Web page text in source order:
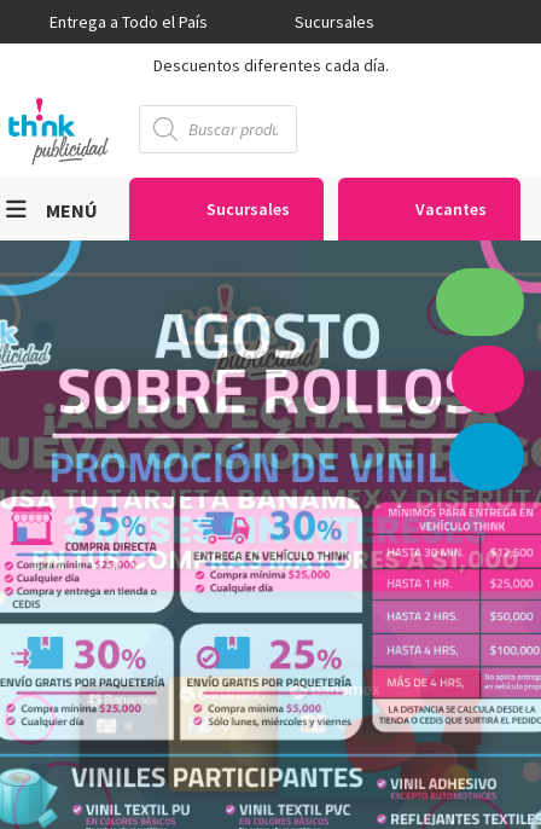
Entrega a Todo el País
Sucursales
Descuentos diferentes cada día.
Búsqueda
de
productos
Sucursales Vacantes
MENÚ
Viniles
Sublimación
Serigrafía
Gran Formato
Textiles
Equipos
Seguridad
Artículos Varios
Catálogos
Facturación
Listas de Precios